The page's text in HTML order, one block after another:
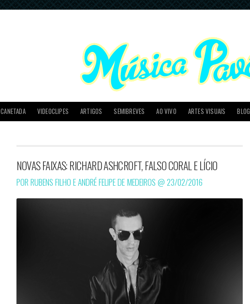
CANETADA VIDEOCLIPES ARTIGOS SEMIBREVES AO VIVO ARTES VISUAIS BLOG
NOVAS FAIXAS: RICHARD ASHCROFT, FALSO CORAL E LÍCIO
POR RUBENS FILHO E ANDRÉ FELIPE DE MEDEIROS @23/02/2016